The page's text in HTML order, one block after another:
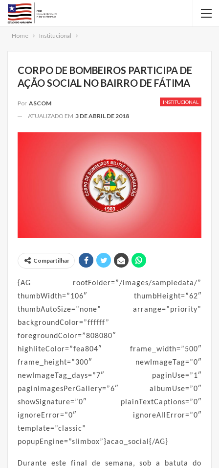
Home Institucional
CORPO DE BOMBEIROS PARTICIPA DE
AÇÃO SOCIAL NO BAIRRO DE FÁTIMA
INSTITUCIONAL
Por ASCOM
ATUALIZADO EM 3 DE ABRIL DE 2018
Compartilhar
{AG rootFolder=”/images/sampledata/”
thumbWidth=”106″ thumbHeight=”62″
thumbAutoSize=”none” arrange=”priority”
backgroundColor=”ffffff”
foregroundColor=”808080″
highliteColor=”fea804″ frame_width=”500″
frame_height=”300″ newImageTag=”0″
newImageTag_days=”7″ paginUse=”1″
paginImagesPerGallery=”6″ albumUse=”0″
showSignature=”0″ plainTextCaptions=”0″
ignoreError=”0″ ignoreAllError=”0″
template=”classic”
popupEngine=”slimbox”}acao_social{/AG}
Durante este final de semana, sob a batuta do